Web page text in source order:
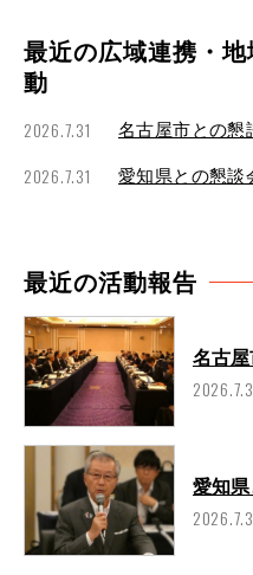
最近の広域連携・
動
2026.7.31 名古屋市との懇
2026.7.31 愛知県との懇談
最近の活動報告
名古屋
愛知県